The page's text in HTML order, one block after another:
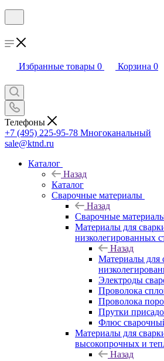
Избранные товары 0 Корзина 0
Телефоны
+7 (495) 225-95-78 Многоканальный
sale@ktnd.ru
Каталог
Назад
Каталог
Сварочные материалы
Назад
Сварочные
Материалы для
низколегированных
Назад
Материалы для
Электроды
Проволока
Проволока
Прутки
Флюс
Материалы для
высокопрочных и
Назад